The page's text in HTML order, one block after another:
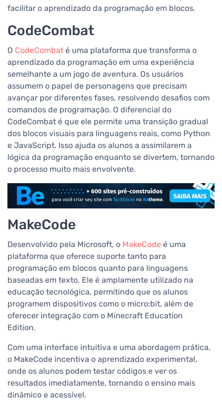
facilitar o aprendizado da programação em blocos.
CodeCombat
O CodeCombat é uma plataforma que transforma o
aprendizado da programação em uma experiência
semelhante a um jogo de aventura. Os usuários
assumem o papel de personagens que precisam
avançar por diferentes fases, resolvendo desafios com
comandos de programação. O diferencial do
CodeCombat é que ele permite uma transição gradual
dos blocos visuais para linguagens reais, como Python
e JavaScript. Isso ajuda os alunos a assimilarem a
lógica da programação enquanto se divertem, tornando
o processo muito mais envolvente.
MakeCode
Desenvolvido pela Microsoft, o MakeCode é uma
plataforma que oferece suporte tanto para
programação em blocos quanto para linguagens
baseadas em texto. Ele é amplamente utilizado na
educação tecnológica, permitindo que os alunos
programem dispositivos como o micro:bit, além de
oferecer integração com o Minecraft Education
Edition.
Com uma interface intuitiva e uma abordagem prática,
o MakeCode incentiva o aprendizado experimental,
onde os alunos podem testar códigos e ver os
resultados imediatamente, tornando o ensino mais
dinâmico e acessível.